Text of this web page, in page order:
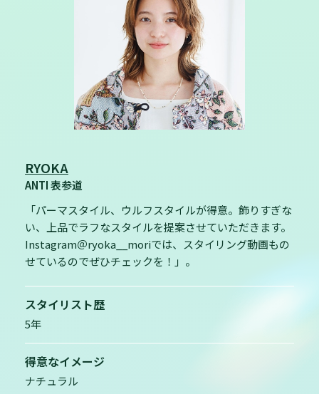
RYOKA
ANTI 表参道
「パーマスタイル、ウルフスタイルが得意。飾りすぎな
い、上品でラフなスタイルを提案させていただきます。
Instagram＠ryoka__moriでは、スタイリング動画もの
せているのでぜひチェックを！」。
スタイリスト歴
5年
得意なイメージ
ナチュラル